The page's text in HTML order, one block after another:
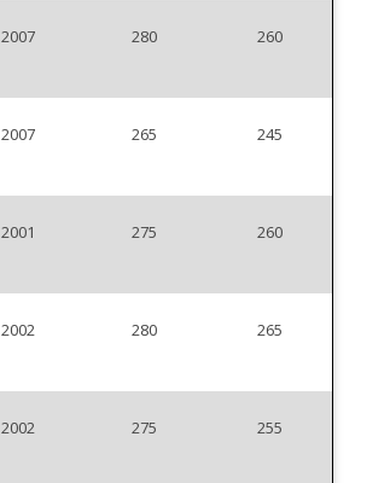
2007 280 260
2007 265 245
2001 275 260
2002 280 265
2002 275 255